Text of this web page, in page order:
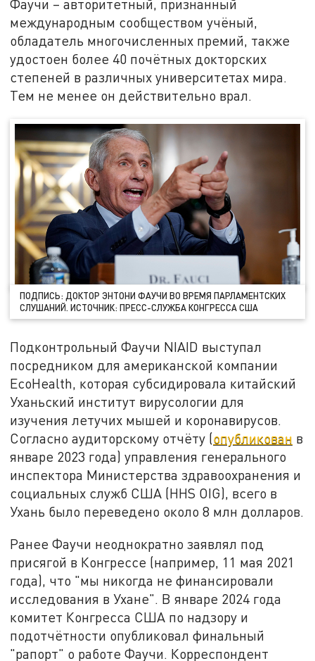
Фаучи – авторитетный, признанный
международным сообществом учёный,
обладатель многочисленных премий, также
удостоен более 40 почётных докторских
степеней в различных университетах мира.
Тем не менее он действительно врал.
ПОДПИСЬ: ДОКТОР ЭНТОНИ ФАУЧИ ВО ВРЕМЯ ПАРЛАМЕНТСКИХ
СЛУШАНИЙ. ИСТОЧНИК: ПРЕСС-СЛУЖБА КОНГРЕССА США
Подконтрольный Фаучи NIAID выступал
посредником для американской компании
EcoHealth, которая субсидировала китайский
Уханьский институт вирусологии для
изучения летучих мышей и коронавирусов.
Согласно аудиторскому отчёту (опубликован в
январе 2023 года) управления генерального
инспектора Министерства здравоохранения и
социальных служб США (HHS OIG), всего в
Ухань было переведено около 8 млн долларов.
Ранее Фаучи неоднократно заявлял под
присягой в Конгрессе (например, 11 мая 2021
года), что "мы никогда не финансировали
исследования в Ухане". В январе 2024 года
комитет Конгресса США по надзору и
подотчётности опубликовал финальный
"рапорт" о работе Фаучи. Корреспондент